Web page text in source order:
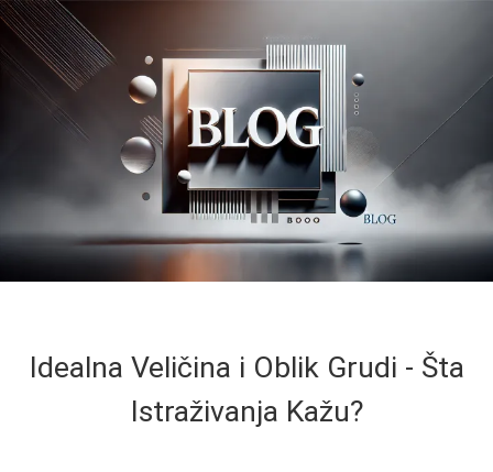
Idealna Veličina i Oblik Grudi - Šta
Istraživanja Kažu?